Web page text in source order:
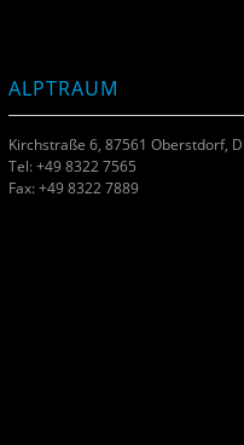
ALPTRAUM
Kirchstraße 6, 87561 Oberstdorf,
Tel: +49 8322 7565
Fax: +49 8322 7889